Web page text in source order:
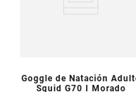
VISTA PREVIA
Goggle de Natación
Squid G70 I Morado